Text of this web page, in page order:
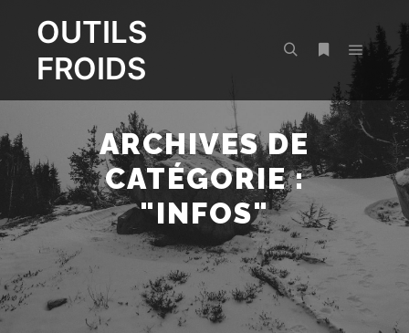
OUTILS
FROIDS
RechercherPlus d’infos
Menu
ARCHIVES DE
CATÉGORIE :
"INFOS"